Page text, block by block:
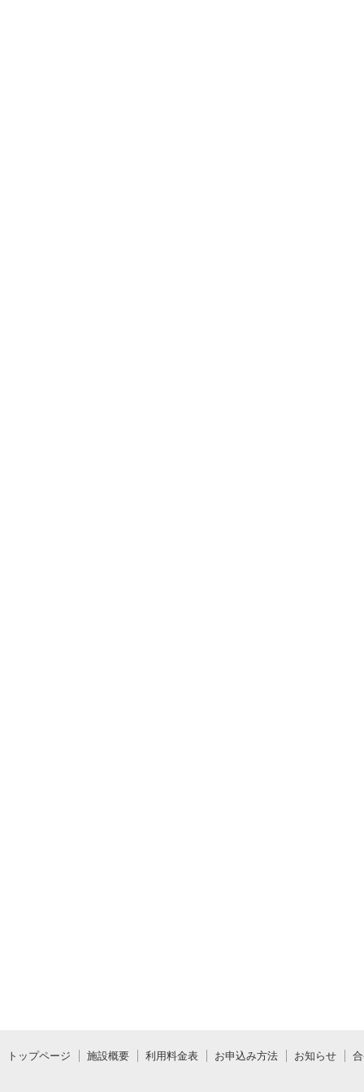
トップページ 施設概要 利用料金表 お申込み方法 お知らせ